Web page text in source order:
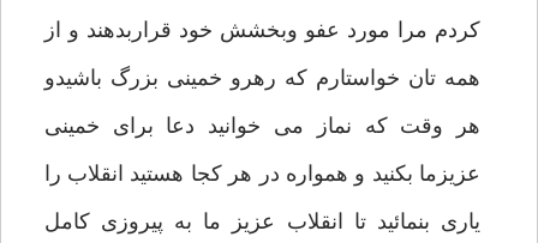
کردم مرا مورد عفو وبخشش خود قراربدهند و از
همه تان خواستارم که رهرو خمینی بزرگ باشیدو
هر وقت که نماز می خوانید دعا برای خمینی
عزیزما بکنید و همواره در هر کجا هستید انقلاب را
یاری بنمائید تا انقلاب عزیز ما به پیروزی کامل